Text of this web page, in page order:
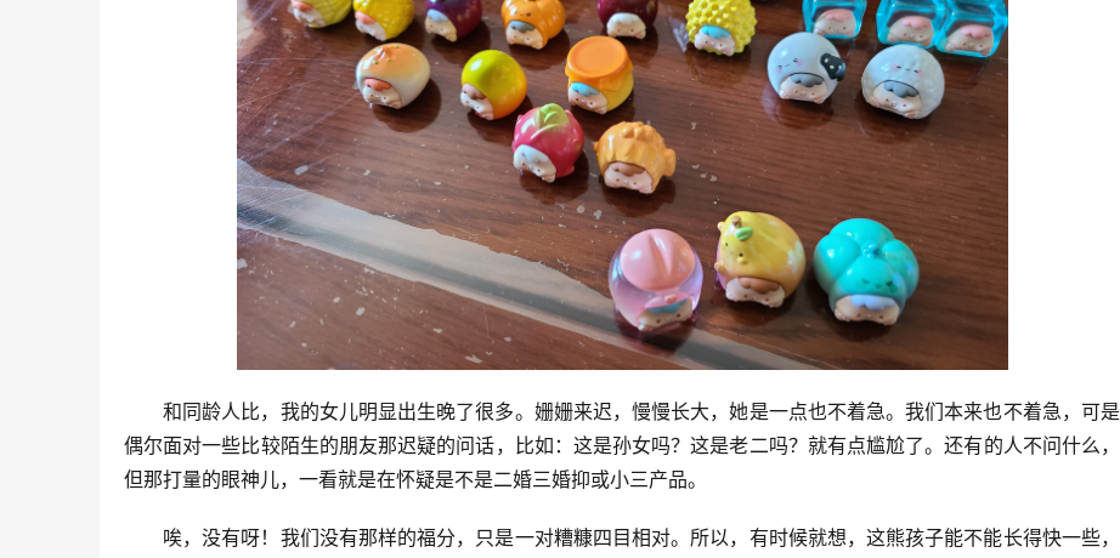
和同龄人比，我的女儿明显出生晚了很多。姗姗来迟，慢慢长大，她是一点也不着急。我们本来也不着急，可是
偶尔面对一些比较陌生的朋友那迟疑的问话，比如：这是孙女吗？这是老二吗？就有点尴尬了。还有的人不问什么，
但那打量的眼神儿，一看就是在怀疑是不是二婚三婚抑或小三产品。
唉，没有呀！我们没有那样的福分，只是一对糟糠四目相对。所以，有时候就想，这熊孩子能不能长得快一些，